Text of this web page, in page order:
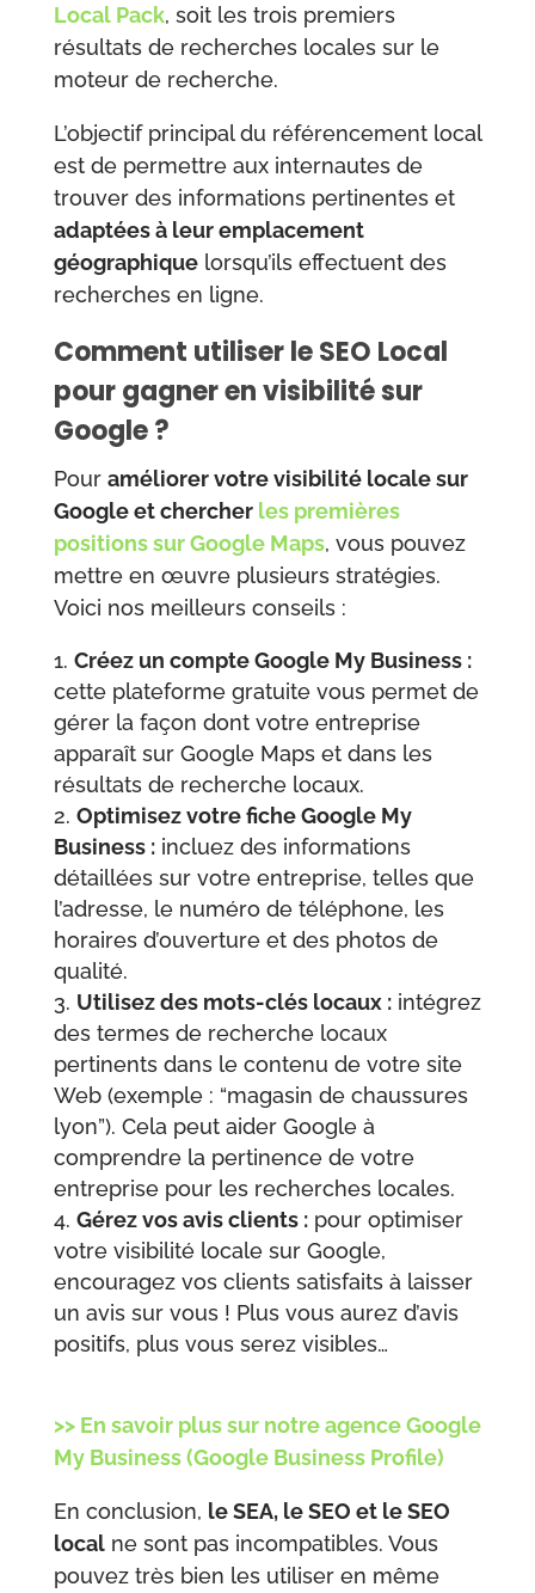
Local Pack, soit les trois premiers
résultats de recherches locales sur le
moteur de recherche.
L’objectif principal du référencement local
est de permettre aux internautes de
trouver des informations pertinentes et
adaptées à leur emplacement
géographiquelorsqu’ils effectuent des
recherches en ligne.
Comment utiliser le SEO Local
pour gagner en visibilité sur
Google ?
Pour améliorer votre visibilité locale sur
Google et chercher les premières
positions sur Google Maps, vous pouvez
mettre en œuvre plusieurs stratégies.
Voici nos meilleurs conseils :
Créez un compte Google My Business :
cette plateforme gratuite vous permet de
gérer la façon dont votre entreprise
apparaît sur Google Maps et dans les
résultats de recherche locaux.
Optimisez votre fiche Google My
Business :incluez des informations
détaillées sur votre entreprise, telles que
l’adresse, le numéro de téléphone, les
horaires d’ouverture et des photos de
qualité.
Utilisez des mots-clés locaux :intégrez
des termes de recherche locaux
pertinents dans le contenu de votre site
Web (exemple : “magasin de chaussures
lyon”). Cela peut aider Google à
comprendre la pertinence de votre
entreprise pour les recherches locales.
Gérez vos avis clients :pour optimiser
votre visibilité locale sur Google,
encouragez vos clients satisfaits à laisser
un avis sur vous ! Plus vous aurez d’avis
positifs, plus vous serez visibles…
>> En savoir plus sur notre agence Google
My Business (Google Business Profile)
En conclusion, le SEA, le SEO et le SEO
localne sont pas incompatibles. Vous
pouvez très bien les utiliser en même